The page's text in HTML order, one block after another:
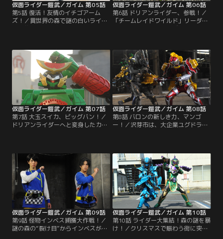
仮面ライダー鎧武／ガイム 第05話
第5話 復活！友情のイチゴアーム
ズ！／異世界の森で謎の白いライダ
まう。そんな紘汰を見て、光実は決
意の変身をする。アーマードライダ
ー龍玄となって、「チームインヴィ
ット」が仕掛けてきたインベスを倒
すのだった。
仮面ライダー鎧武／ガイム 第06話
第6話 ドリアンライダー、参戦！／
「チームレイドワイルド」リーダー
の初瀬、「チームインヴィット」リ
リ）と、グリドン（ドングリ）がラ
イダーバトルに乱入する。ライダー
戦国時代。混戦する戦いの行方は？
そんな中、最後の一つとなった戦極
ドライバーの行く先を、錠前ディー
ラーシドは決めかねていた。
仮面ライダー鎧武／ガイム 第07話
第7話 大玉スイカ、ビッグバン！／
ドリアンライダーへと変身したカリ
ズたちのチーム争いは、くだらない
お遊び、本物の戦いを教える、と参
入してきたのだ。一方的な戦いを目
の当たりにして我慢できない紘汰。
戦おうとしたところに光実から手渡
された錠前は……。
仮面ライダー鎧武／ガイム 第08話
第8話 バロンの新しき力、マンゴ
ー！／沢芽市は、大企業ユグドラシ
な思いがあった。同じくこの街で育
った舞。舞は、空間の「裂け目」を
発見し、再び謎の森へと迷い込んで
しまう。インベスに襲われた舞を助
けたのはバロン。前回のブラーボと
の戦いで…。
仮面ライダー鎧武／ガイム 第09話
第9話 怪物インベス捕獲大作戦！／
謎の森の“裂け目”からインベスがこ
仮面ライダー鎧武／ガイム 第10話
第10話 ライダー大集結！森の謎を暴
け！／クリスマスで賑わう街に突如